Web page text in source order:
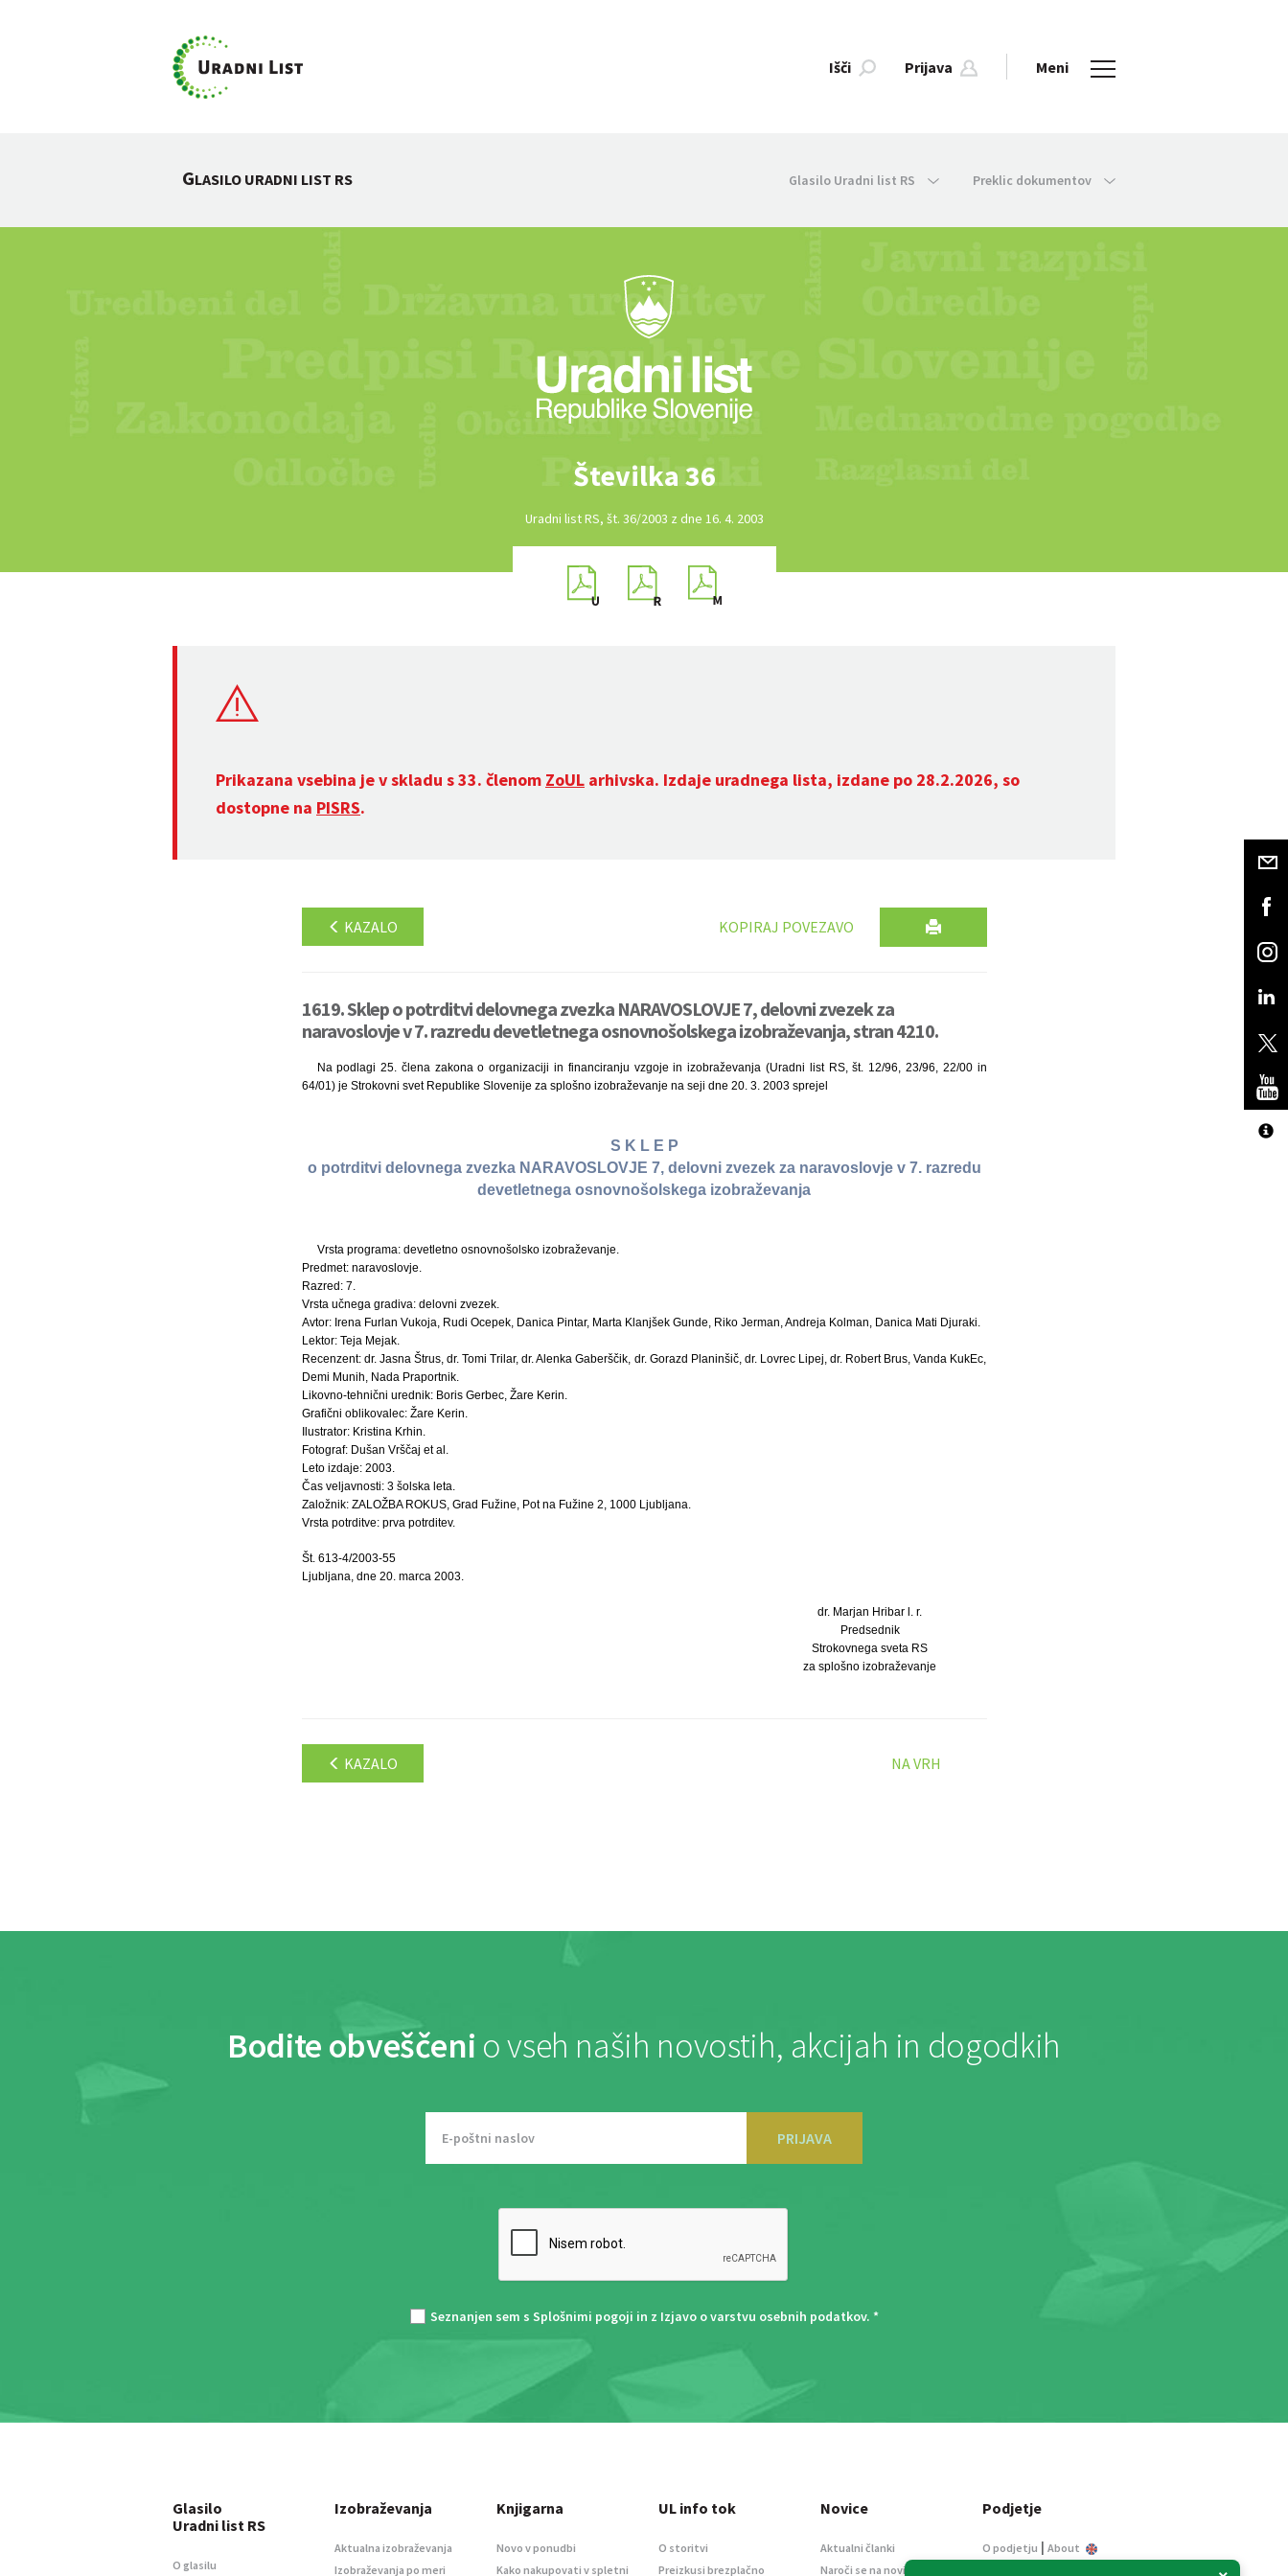
Išči Prijava Meni
GLASILO URADNI LIST RS Glasilo Uradni list RS Preklic dokumentov
Številka 36
Uradni list RS, št. 36/2003 z dne 16. 4. 2003
Prikazana vsebina je v skladu s 33. členom ZoUL arhivska. Izdaje uradnega lista, izdane po 28.2.2026, so
dostopne na PISRS.
KAZALO KOPIRAJ POVEZAVO
1619. Sklep o potrditvi delovnega zvezka NARAVOSLOVJE 7, delovni zvezek za
naravoslovje v 7. razredu devetletnega osnovnošolskega izobraževanja, stran 4210.
Na podlagi 25. člena zakona o organizaciji in financiranju vzgoje in izobraževanja (Uradni list RS, št. 12/96, 23/96, 22/00 in
64/01) je Strokovni svet Republike Slovenije za splošno izobraževanje na seji dne 20. 3. 2003 sprejel
S K L E P
o potrditvi delovnega zvezka NARAVOSLOVJE 7, delovni zvezek za naravoslovje v 7. razredu
devetletnega osnovnošolskega izobraževanja
Vrsta programa: devetletno osnovnošolsko izobraževanje.
Predmet: naravoslovje.
Razred: 7.
Vrsta učnega gradiva: delovni zvezek.
Avtor: Irena Furlan Vukoja, Rudi Ocepek, Danica Pintar, Marta Klanjšek Gunde, Riko Jerman, Andreja Kolman, Danica Mati Djuraki.
Lektor: Teja Mejak.
Recenzent: dr. Jasna Štrus, dr. Tomi Trilar, dr. Alenka Gaberščik, dr. Gorazd Planinšič, dr. Lovrec Lipej, dr. Robert Brus, Vanda KukEc,
Demi Munih, Nada Praportnik.
Likovno-tehnični urednik: Boris Gerbec, Žare Kerin.
Grafični oblikovalec: Žare Kerin.
Ilustrator: Kristina Krhin.
Fotograf: Dušan Vrščaj et al.
Leto izdaje: 2003.
Čas veljavnosti: 3 šolska leta.
Založnik: ZALOŽBA ROKUS, Grad Fužine, Pot na Fužine 2, 1000 Ljubljana.
Vrsta potrditve: prva potrditev.
Št. 613-4/2003-55
Ljubljana, dne 20. marca 2003.
dr. Marjan Hribar l. r.
Predsednik
Strokovnega sveta RS
za splošno izobraževanje
KAZALO NA VRH
Bodite obveščeni o vseh naših novostih, akcijah in dogodkih
PRIJAVA
Seznanjen sem s Splošnimi pogoji in z Izjavo o varstvu osebnih podatkov. *
Glasilo
Uradni list RS
O glasilu
Izobraževanja
Aktualna izobraževanja
Izobraževanja po meri
Knjigarna
Novo v ponudbi
Kako nakupovati v spletni
UL info tok
O storitvi
Preizkusi brezplačno
Novice
Aktualni članki
Naroči se na novice
Podjetje
O podjetju | About